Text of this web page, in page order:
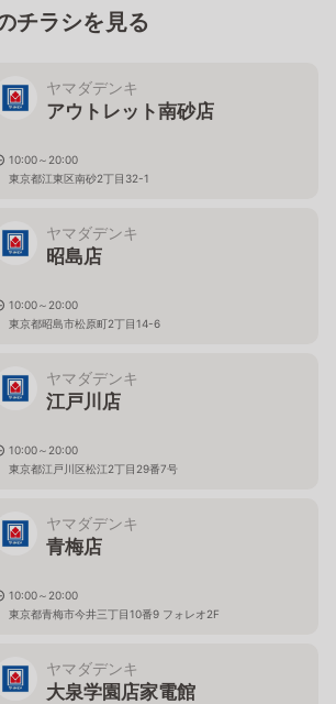
チラシを見る
ヤマダデンキ
アウトレット南砂店
10:00～20:00
東京都江東区南砂2丁目32-1
ヤマダデンキ
昭島店
10:00～20:00
東京都昭島市松原町2丁目14-6
ヤマダデンキ
江戸川店
10:00～20:00
東京都江戸川区松江2丁目29番7号
ヤマダデンキ
青梅店
10:00～20:00
東京都青梅市今井三丁目10番9 フォレオ2F
ヤマダデンキ
大泉学園店家電館